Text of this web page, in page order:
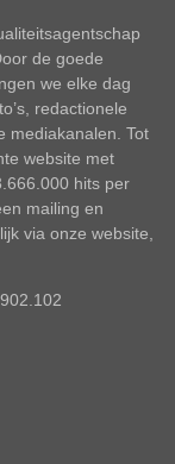
de goede
we elke dag
redactionele
mediakanalen. Tot
website met
hits per
mailing en
via onze website,